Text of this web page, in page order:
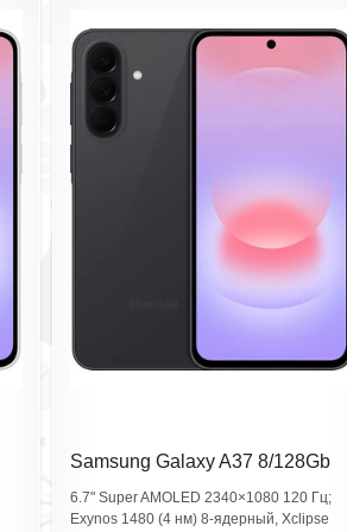
Samsung Galaxy A37 8/128Gb
Awesome Black SM-
A376EZADCAU
6.7" Super AMOLED 2340×1080 120 Гц;
Exynos 1480 (4 нм) 8‑ядерный, Xclipse